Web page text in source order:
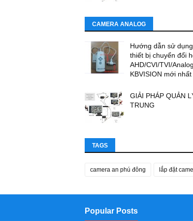
CAMERA ANALOG
Hướng dẫn sử
thiết bị chuyển đổi
AHD/CVI/TVI/
KBVISION mới
GIẢI PHÁP QUẢN
TRUNG
TAGS
camera an phú đông lắp đặt
Popular Posts